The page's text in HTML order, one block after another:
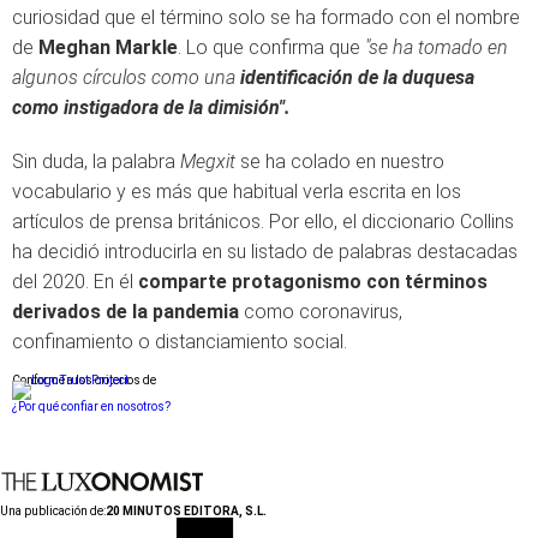
curiosidad que el término solo se ha formado con el nombre
de Meghan Markle. Lo que confirma que "se ha tomado en
algunos círculos como una identificación de la duquesa
como instigadora de la dimisión".
Sin duda, la palabra Megxit se ha colado en nuestro
vocabulario y es más que habitual verla escrita en los
artículos de prensa británicos. Por ello, el diccionario Collins
ha decidió introducirla en su listado de palabras destacadas
del 2020. En él comparte protagonismo con términos
derivados de la pandemia como coronavirus,
confinamiento o distanciamiento social.
Conforme a los criterios de
¿Por qué confiar en nosotros?
Una publicación de:20 MINUTOS EDITORA, S.L.